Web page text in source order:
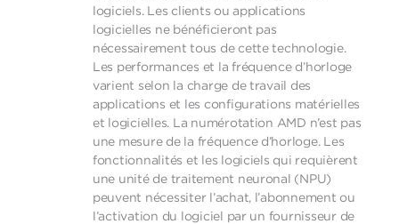
logiciels. Les clients ou applications
logicielles ne bénéficieront pas
nécessairement tous de cette technologie.
Les performances et la fréquence d’horloge
varient selon la charge de travail des
applications et les configurations matérielles
et logicielles. La numérotation AMD n’est pas
une mesure de la fréquence d’horloge. Les
fonctionnalités et les logiciels qui requièrent
une unité de traitement neuronal (NPU)
peuvent nécessiter l’achat, l’abonnement ou
l’activation du logiciel par un fournisseur de